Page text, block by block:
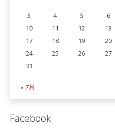
3
4 5 6
10
11 12 13
17
18 19 20
24
25 26 27
31
« 7月
Facebook